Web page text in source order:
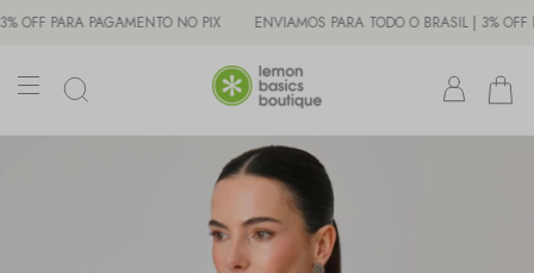
PARA PAGAMENTO NO PIX ENVIAMOS PARA TODO O BRASIL | 3% OFF PARA